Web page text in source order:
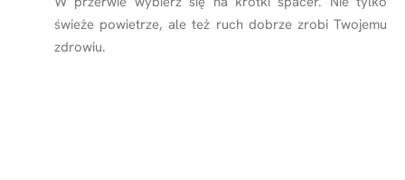
świeże powietrze, ale też ruch dobrze zrobi Twojemu
zdrowiu.